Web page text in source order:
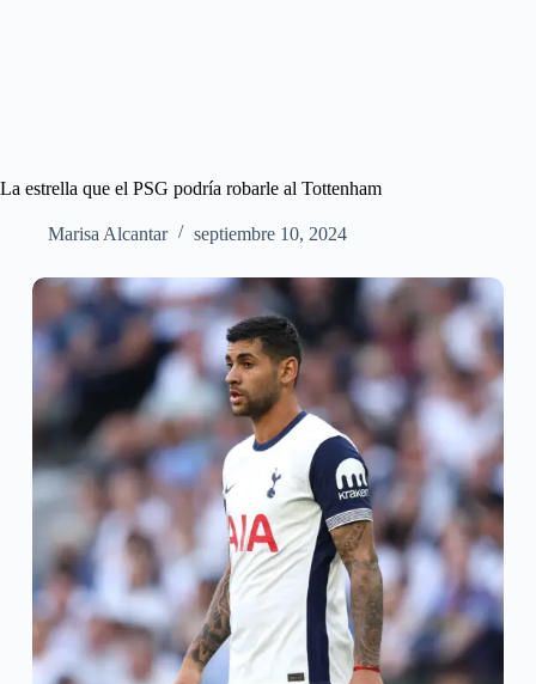
La estrella que el PSG podría robarle al Tottenham
Marisa Alcantar septiembre 10, 2024